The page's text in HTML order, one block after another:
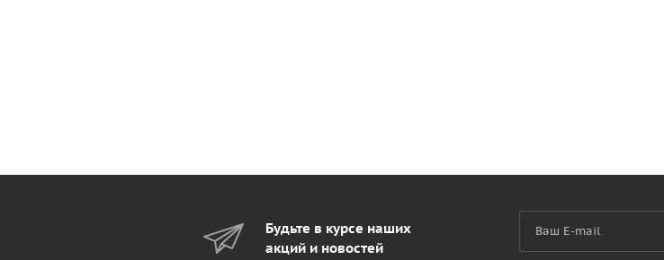
Будьте в курсе наших
акций и новостей